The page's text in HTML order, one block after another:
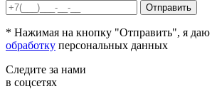
* Нажимая на кнопку "Отправить", я даю
обработку персональных данных
Следите за нами
в соцсетях